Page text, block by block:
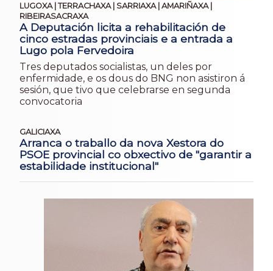
LUGOXA | TERRACHAXA | SARRIAXA | AMARIÑAXA |
RIBEIRASACRAXA
A Deputación licita a rehabilitación de
cinco estradas provinciais e a entrada a
Lugo pola Fervedoira
Tres deputados socialistas, un deles por
enfermidade, e os dous do BNG non asistiron á
sesión, que tivo que celebrarse en segunda
convocatoria
GALICIAXA
Arranca o traballo da nova Xestora do
PSOE provincial co obxectivo de "garantir a
estabilidade institucional"